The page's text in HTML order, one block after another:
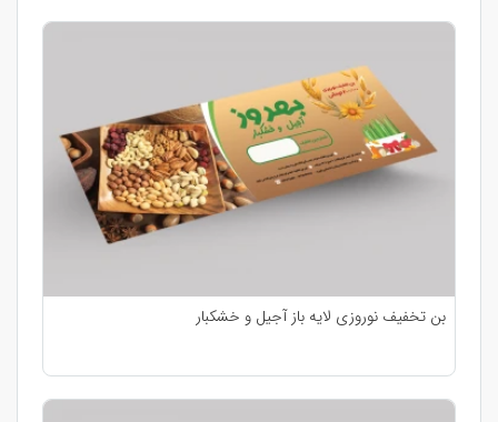
بن تخفیف نوروزی لایه باز آجیل و خشکبار